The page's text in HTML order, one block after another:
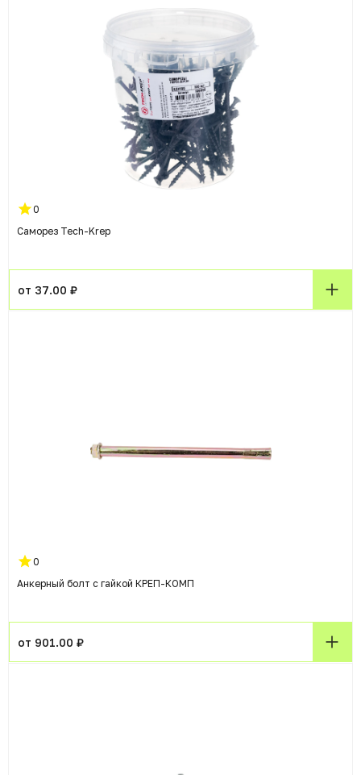
0
Саморез Tech-Krep
от 37.00 ₽
0
Анкерный болт с гайкой КРЕП-КОМП
от 901.00 ₽